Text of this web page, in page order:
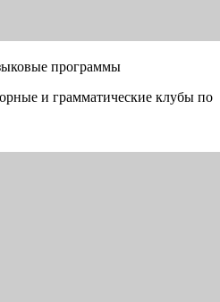
программы
и грамматические клубы по